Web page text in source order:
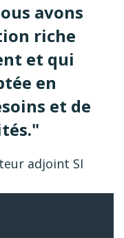
avons
riche
et qui
en
et de
adjoint SI